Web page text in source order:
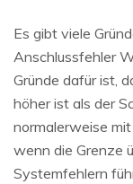
Es gibt viele
Anschlussfehler
Gründe dafür ist,
höher ist als der
normalerweise
wenn die Grenze
Systemfehlern